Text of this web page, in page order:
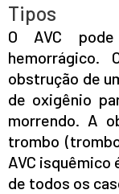
Tipos
O AVC
hemorrágico.
obstrução de
de oxigênio
morrendo. A
trombo
AVC isquêmico
de todos os